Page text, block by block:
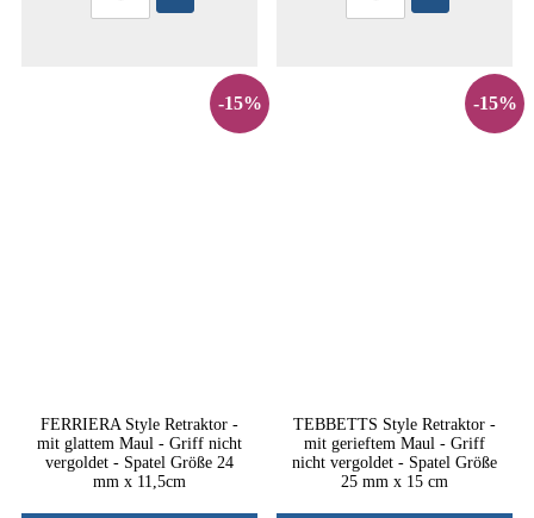
-15%
FERRIERA Style Retraktor -
mit glattem Maul - Griff nicht
vergoldet - Spatel Größe 24
mm x 11,5cm
-15%
TEBBETTS Style Retraktor -
mit gerieftem Maul - Griff
nicht vergoldet - Spatel Größe
25 mm x 15 cm